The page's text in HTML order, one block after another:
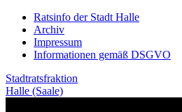
Weiter
zum
Inhalt
Ratsinfo der Stadt Halle
Archiv
Impressum
Informationen gemäß DSGVO
Stadtratsfraktion
Halle (Saale)